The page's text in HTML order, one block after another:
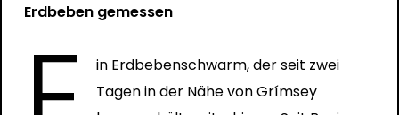
Erdbeben gemessen
in Erdbebenschwarm, der seit zwei
Tagen in der Nähe von Grímsey